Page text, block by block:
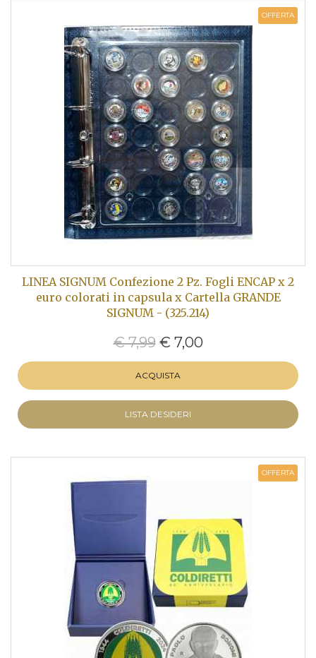
OFFERTA
LINEA SIGNUM Confezione 2 Pz. Fogli ENCAP x 2
euro colorati in capsula x Cartella GRANDE
SIGNUM - (325.214)
€ 7,99€ 7,00
ACQUISTA
LISTA DESIDERI
OFFERTA